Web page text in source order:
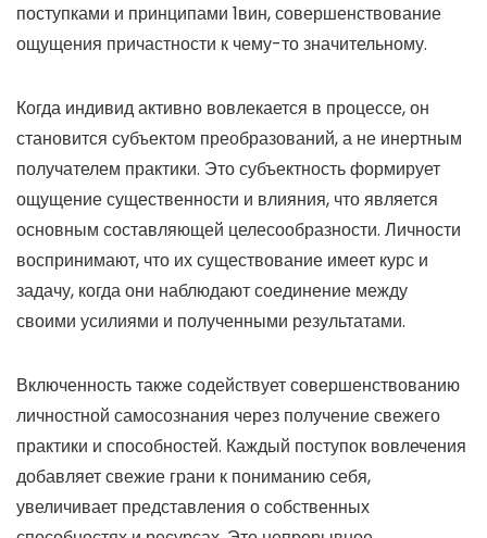
поступками и принципами 1вин, совершенствование
ощущения причастности к чему-то значительному.
Когда индивид активно вовлекается в процессе, он
становится субъектом преобразований, а не инертным
получателем практики. Это субъектность формирует
ощущение существенности и влияния, что является
основным составляющей целесообразности. Личности
воспринимают, что их существование имеет курс и
задачу, когда они наблюдают соединение между
своими усилиями и полученными результатами.
Включенность также содействует совершенствованию
личностной самосознания через получение свежего
практики и способностей. Каждый поступок вовлечения
добавляет свежие грани к пониманию себя,
увеличивает представления о собственных